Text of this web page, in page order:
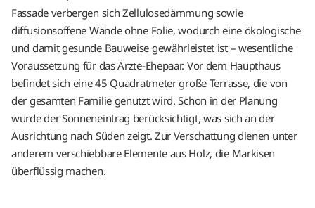
Fassade verbergen sich Zellulosedämmung sowie
diffusionsoffene Wände ohne Folie, wodurch eine ökologische
und damit gesunde Bauweise gewährleistet ist – wesentliche
Voraussetzung für das Ärzte-Ehepaar. Vor dem Haupthaus
befindet sich eine 45 Quadratmeter große Terrasse, die von
der gesamten Familie genutzt wird. Schon in der Planung
wurde der Sonneneintrag berücksichtigt, was sich an der
Ausrichtung nach Süden zeigt. Zur Verschattung dienen unter
anderem verschiebbare Elemente aus Holz, die Markisen
überflüssig machen.